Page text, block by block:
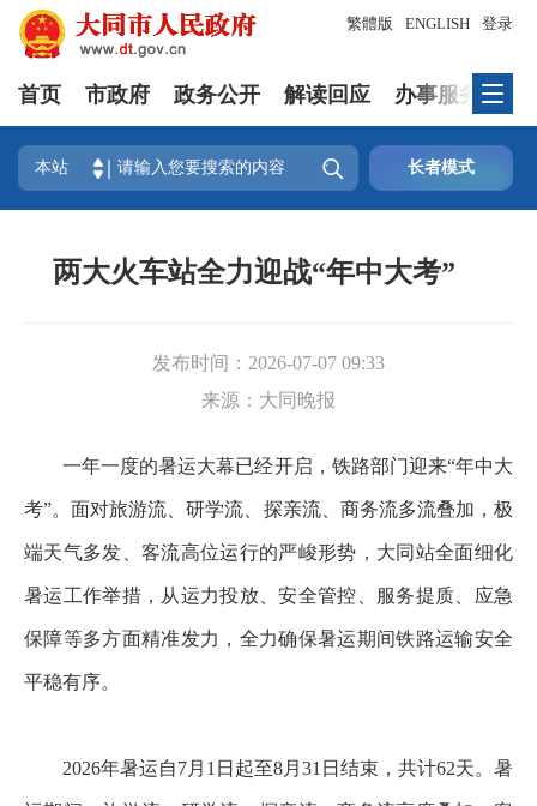
登录
繁體版 ENGLISH
首页 市政府 政务公开 解读回应 办事服务
本站  长者模式
两大火车站全力迎战“年中大考”
发布时间： 2026-07-07 09:33
来源： 大同晚报
一年一度的暑运大幕已经开启，铁路部门迎来“年中大
考”。面对旅游流、研学流、探亲流、商务流多流叠加，极
端天气多发、客流高位运行的严峻形势，大同站全面细化
暑运工作举措，从运力投放、安全管控、服务提质、应急
保障等多方面精准发力，全力确保暑运期间铁路运输安全
平稳有序。
2026年暑运自7月1日起至8月31日结束，共计62天。暑